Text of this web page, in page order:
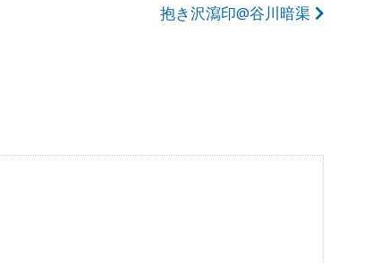
抱き沢瀉印@谷川暗渠